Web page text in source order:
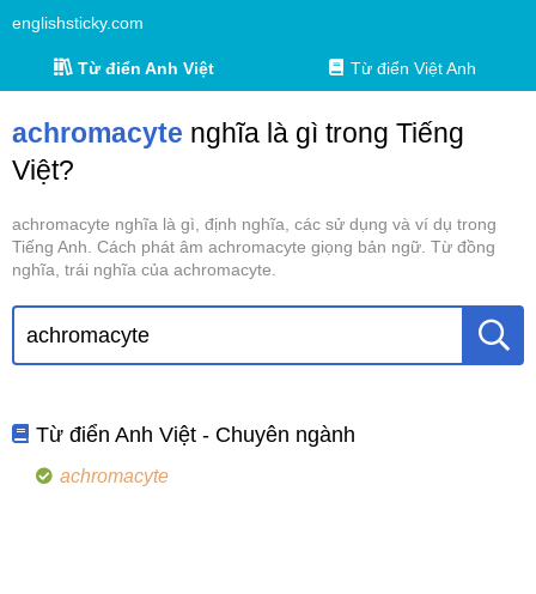
englishsticky.com
Từ điển Anh Việt Từ điển Việt Anh
achromacyte nghĩa là gì trong Tiếng
Việt?
achromacyte nghĩa là gì, định nghĩa, các sử dụng và ví dụ trong
Tiếng Anh. Cách phát âm achromacyte giọng bản ngữ. Từ đồng
nghĩa, trái nghĩa của achromacyte.
Từ điển Anh Việt - Chuyên ngành
achromacyte